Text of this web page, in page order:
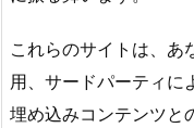
これらのサイトは、
用、サードパーティに
埋め込みコンテンツと